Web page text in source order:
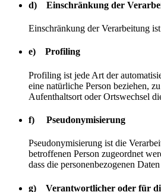
d) Einschränkung der
Einschränkung der Verarbeitung
e) Profiling
Profiling ist jede Art der
eine natürliche Person beziehen,
Aufenthaltsort oder Ortswechsel
f) Pseudonymisierung
Pseudonymisierung ist die
betroffenen Person zugeordnet
dass die personenbezogenen
g) Verantwortlicher oder für